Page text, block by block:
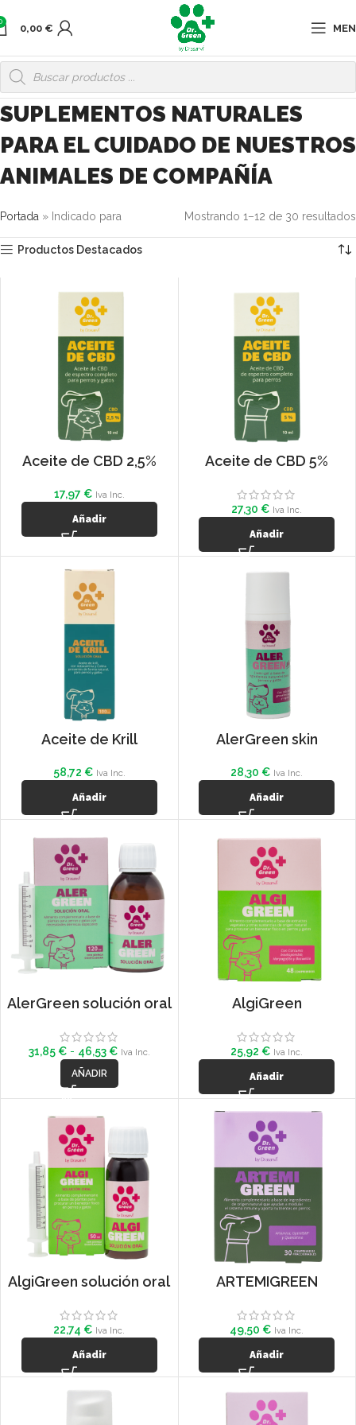
0,00 €
SUPLEMENTOS NATURALES
PARA EL CUIDADO DE NUESTROS
ANIMALES DE COMPAÑÍA
Portada » Indicado para Mostrando 1–12 de 30 resultados
Productos Destacados
Aceite de CBD 2,5%
17,97 € Iva Inc.
Añadir
Aceite de CBD 5%
27,30 € Iva Inc.
Añadir
Aceite de Krill
58,72 € Iva Inc.
Añadir
AlerGreen skin
28,30 € Iva Inc.
Añadir
AlerGreen solución oral
31,85 € - 46,53 € Iva Inc.
AÑADIR
AlgiGreen
25,92 € Iva Inc.
Añadir
AlgiGreen solución oral
22,74 € Iva Inc.
Añadir
ARTEMIGREEN
49,50 € Iva Inc.
Añadir